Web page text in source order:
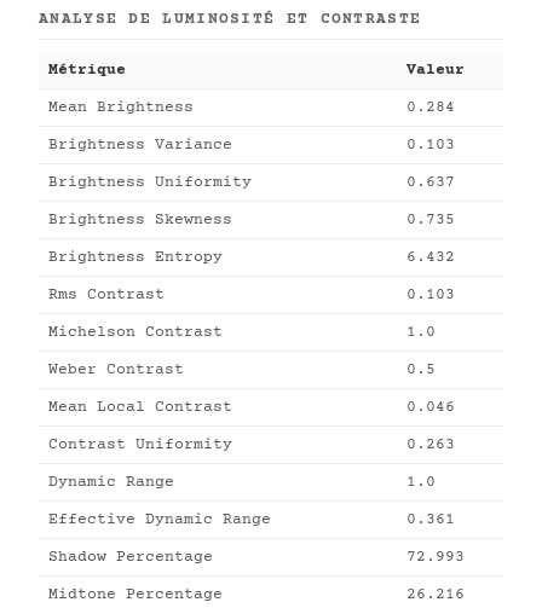
ANALYSE DE LUMINOSITÉ ET CONTRASTE
Métrique Valeur
Mean Brightness 0.284
Brightness Variance 0.103
Brightness Uniformity 0.637
Brightness Skewness 0.735
Brightness Entropy 6.432
Rms Contrast 0.103
Michelson Contrast 1.0
Weber Contrast 0.5
Mean Local Contrast 0.046
Contrast Uniformity 0.263
Dynamic Range 1.0
Effective Dynamic Range 0.361
Shadow Percentage 72.993
Midtone Percentage 26.216